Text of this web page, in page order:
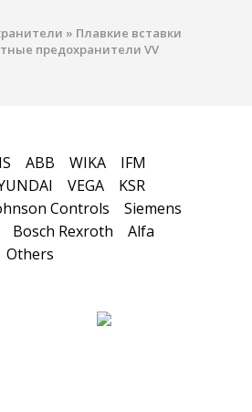
» Плавкие вставки
предохранители VV
ABB WIKA
IFM
VEGA
KSR
Controls
Siemens
Bosch Rexroth
Alfa
Others